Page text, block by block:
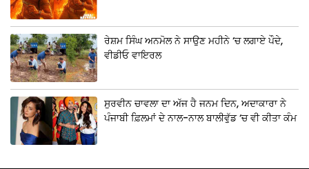
ਰੇਸ਼ਮ ਸਿੰਘ ਅਨਮੋਲ ਨੇ ਸਾਉਣ ਮਹੀਨੇ ‘ਚ ਲਗਾਏ ਪੌਦੇ,
ਵੀਡੀਓ ਵਾਇਰਲ
ਸੁਰਵੀਨ ਚਾਵਲਾ ਦਾ ਅੱਜ ਹੈ ਜਨਮ ਦਿਨ, ਅਦਾਕਾਰਾ ਨੇ
ਪੰਜਾਬੀ ਫ਼ਿਲਮਾਂ ਦੇ ਨਾਲ-ਨਾਲ ਬਾਲੀਵੁੱਡ ‘ਚ ਵੀ ਕੀਤਾ ਕੰਮ